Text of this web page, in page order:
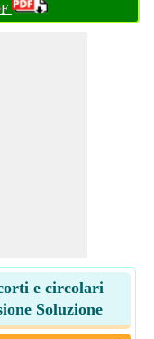
e circolari
Soluzione